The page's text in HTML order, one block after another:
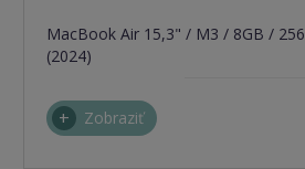
MacBook Air 15,3" / M3 / 8GB /
(2024)
Zobraziť